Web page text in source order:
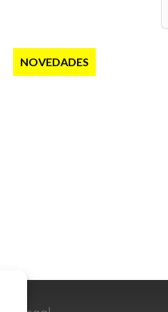
NOVEDADES